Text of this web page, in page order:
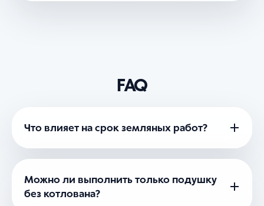
FAQ
Что влияет на срок земляных работ?
Можно ли выполнить только подушку
без котлована?